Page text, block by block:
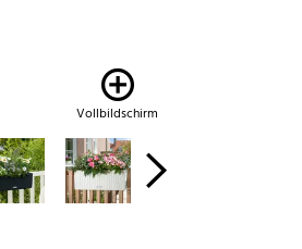
Vollbildschirm